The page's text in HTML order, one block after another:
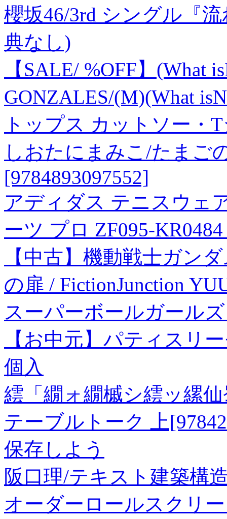
櫻坂46/3rd シングル『
典なし)
【SALE/ %OFF】(What
GONZALES/(M)(What
トップス カットソー・
しおたにまみこ/たまご
[9784893097552]
アディダス テニスウェ
ーツ プロ ZF095-
【中古】機動戦士ガン
の扉 / FictionJunction
スーパーボールガール
【お中元】パティスリ
個入
繧「繝ォ繝槭シ繧ッ縲
テーブルトーク 上
保存しよう
阪口理/テキスト建築構
オーダーロールスクリ